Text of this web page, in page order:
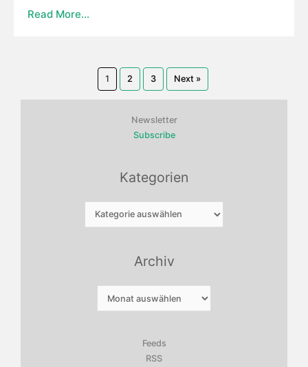
Read More…
1 2 3 Next »
Newsletter
Subscribe
Kategorien
Archiv
Feeds
RSS